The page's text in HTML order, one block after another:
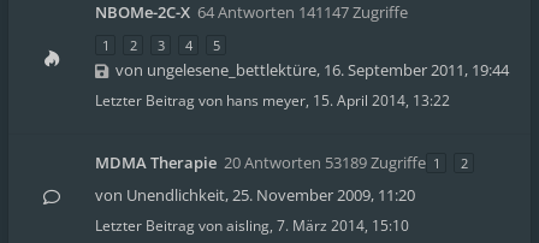
NBOMe-2C-X 64 Antworten 141147 Zugriffe
1 2 3 4 5
von ungelesene_bettlektüre, 16. September 2011, 19:44
Letzter Beitrag von hans meyer, 15. April 2014, 13:22
MDMA Therapie 20 Antworten 53189 Zugriffe 1 2
von Unendlichkeit,25. November 2009, 11:20
Letzter Beitrag vonaisling, 7. März 2014, 15:10